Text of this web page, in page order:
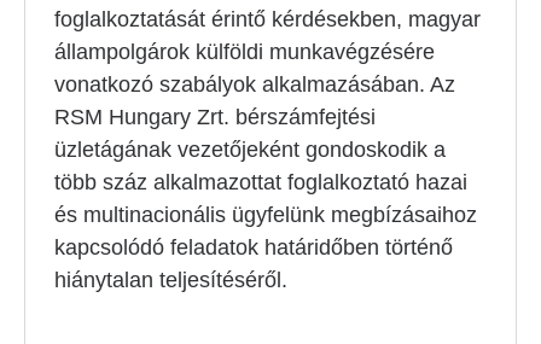
foglalkoztatását érintő kérdésekben, magyar
állampolgárok külföldi munkavégzésére
vonatkozó szabályok alkalmazásában. Az
RSM Hungary Zrt. bérszámfejtési
üzletágának vezetőjeként gondoskodik a
több száz alkalmazottat foglalkoztató hazai
és multinacionális ügyfelünk megbízásaihoz
kapcsolódó feladatok határidőben történő
hiánytalan teljesítéséről.